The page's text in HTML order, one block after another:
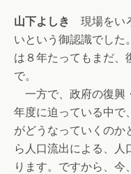
山下よしき
現場をい
いという御認識でした
は８年たってもまだ、
で。
一方で、政府の復興
年度に迫っている中で
がどうなっていくのか
ら人口流出による、人
ります。ですから、